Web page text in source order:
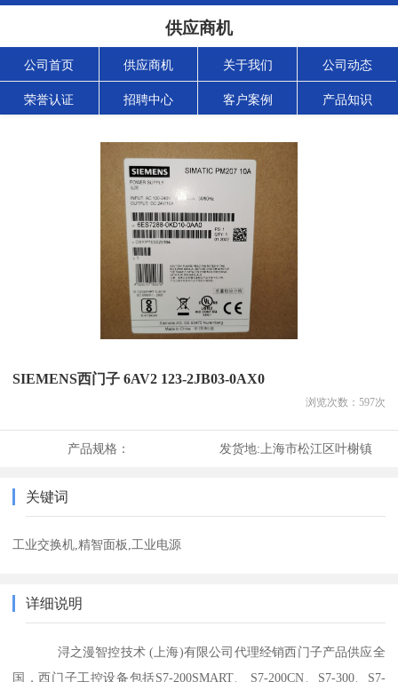
供应商机
公司首页 供应商机 关于我们 公司动态
荣誉认证 招聘中心 客户案例 产品知识
SIEMENS西门子 6AV2 123-2JB03-0AX0
浏览次数： 597次
产品规格： 发货地: 上海市松江区叶榭镇
关键词
工业交换机,精智面板,工业电源
详细说明
浔之漫智控技术 (上海)有限公司代理经销西门子产品供应全
国，西门子工控设备包括S7-200SMART、 S7-200CN、S7-300、S7-